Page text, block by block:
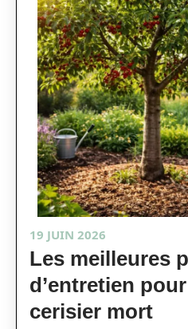
19 JUIN 2026
Les meilleures
d’entretien
cerisier mort